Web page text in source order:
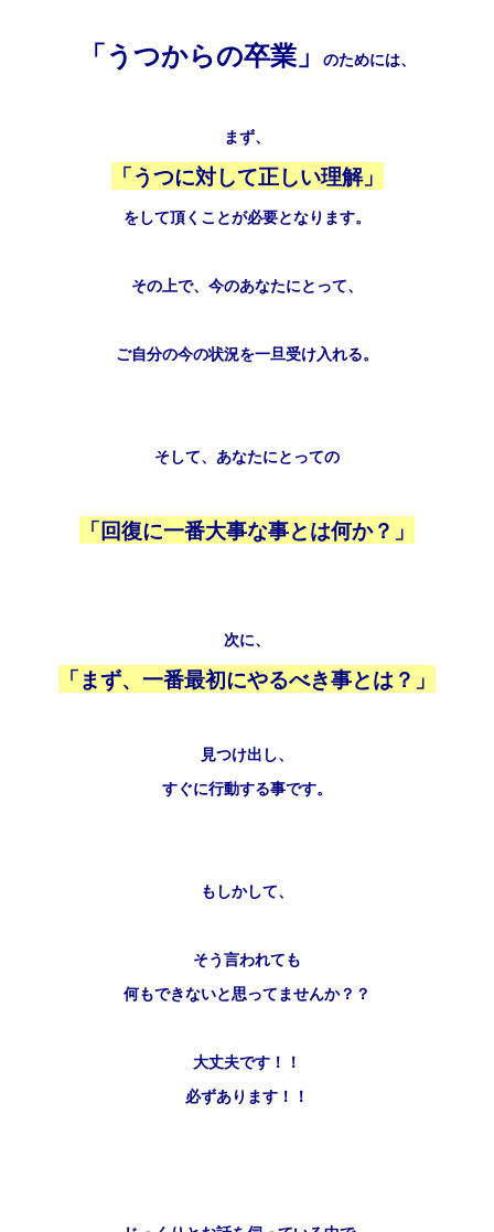
「うつからの卒業」 のためには、
まず、
「うつに対して正しい理解」
をして頂くことが必要となります。
その上で、 今のあなたにとって、
ご自分の今の状況を一旦受け入れる。
そして、あなたにとっての
「回復に一番大事な事とは何か？」
次に、
「まず、一番最初にやるべき事とは？」
見つけ出し、
すぐに行動する事です。
もしかして、
そう言われても
何もできないと思ってませんか？？
大丈夫です！！
必ずあります！！